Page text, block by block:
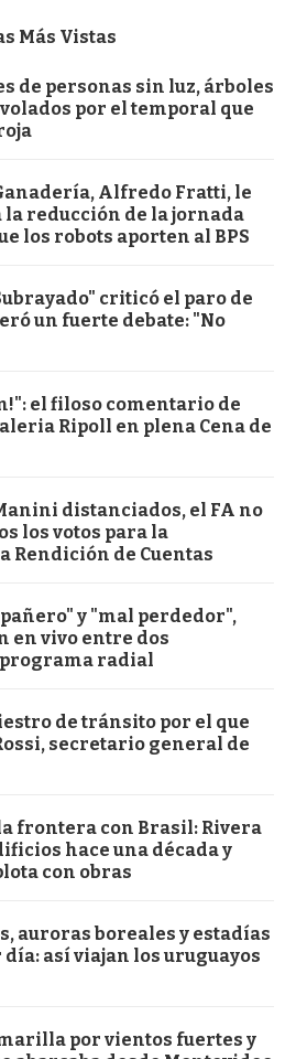
Más Vistas
de personas sin luz, árboles
por el temporal que
Alfredo Fratti, le
la reducción de la jornada
los robots aporten al BPS
criticó el paro de
un fuerte debate: "No
el filoso comentario de
Ripoll en plena Cena de
distanciados, el FA no
los votos para la
Rendición de Cuentas
y "mal perdedor",
en vivo entre dos
radial
de tránsito por el que
secretario general de
frontera con Brasil: Rivera
hace una década y
con obras
auroras boreales y estadías
día: así viajan los uruguayos
por vientos fuertes y